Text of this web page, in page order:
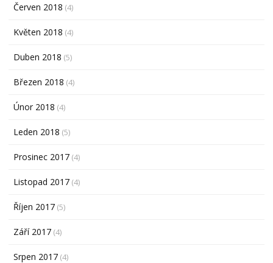
Červen 2018 (4)
Květen 2018 (4)
Duben 2018 (5)
Březen 2018 (4)
Únor 2018 (4)
Leden 2018 (5)
Prosinec 2017 (4)
Listopad 2017 (4)
Říjen 2017 (5)
Září 2017 (4)
Srpen 2017 (4)